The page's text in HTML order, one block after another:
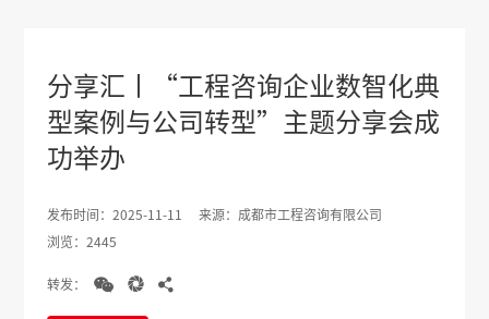
分享汇丨“工程咨询企业数智化典
型案例与公司转型”主题分享会成
功举办
发布时间：2025-11-11 来源：成都市工程咨询有限公司
浏览：2445
转发：   